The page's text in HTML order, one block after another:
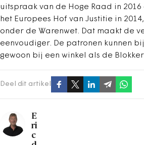
uitspraak van de Hoge Raad in 2016
het Europees Hof van Justitie in
onder de Warenwet. Dat maakt de
eenvoudiger. De patronen kunnen
gewoon bij een winkel als de
Deel dit artikel
E
ri
c